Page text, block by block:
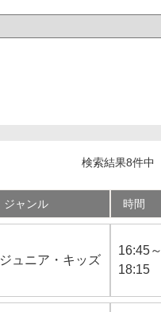
検索結果8件
ジャンル 時間
ジュニア・キッズ
16:45～
18:15